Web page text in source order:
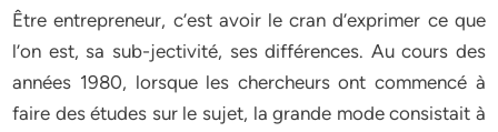
Être entrepreneur, c’est avoir le cran d’exprimer ce que
l’on est, sa sub-jectivité, ses différences. Au cours des
années 1980, lorsque les ­chercheurs ont commencé à
faire des études sur le sujet, la grande mode consistait à